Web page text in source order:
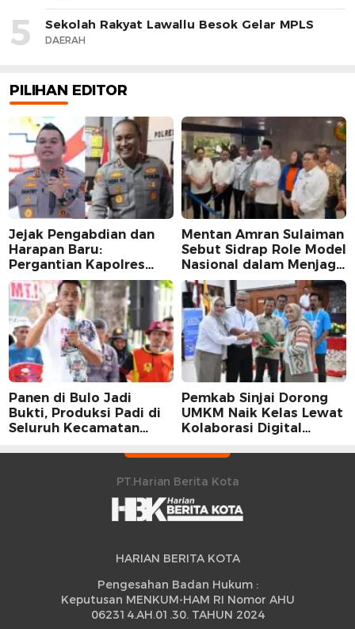
5 Sekolah Rakyat Lawallu Besok Gelar MPLS
DAERAH
PILIHAN EDITOR
Jejak Pengabdian dan
Harapan Baru:
Pergantian Kapolres
Sidrap dalam Perspektif
Karier Dua Perwira
Mentan Amran Sulaiman
Sebut Sidrap Role Model
Nasional dalam Menjaga
Stabilitas Harga Telur
Panen di Bulo Jadi
Bukti, Produksi Padi di
Seluruh Kecamatan
Peningkatan
Pemkab Sinjai Dorong
UMKM Naik Kelas Lewat
Kolaborasi Digital
PT.Harian Berita Kota
HARIAN BERITA KOTA
Pengesahan Badan Hukum :
Keputusan MENKUM-HAM RI Nomor AHU
062314.AH.01.30. TAHUN 2024